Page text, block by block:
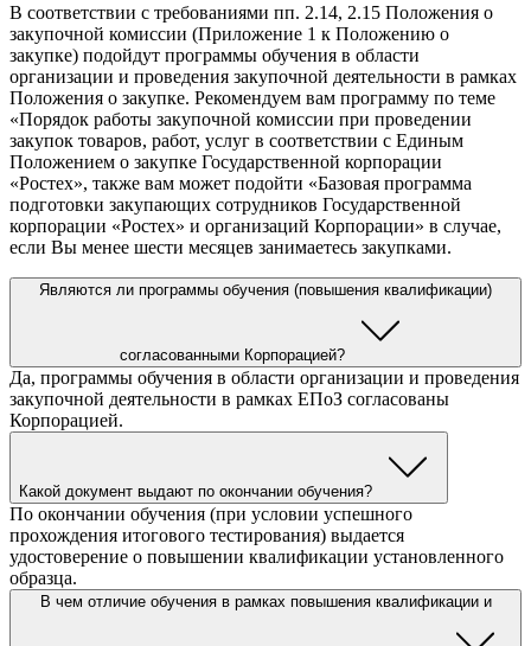
В соответствии с требованиями пп. 2.14, 2.15 Положения о
закупочной комиссии (Приложение 1 к Положению о
закупке) подойдут программы обучения в области
организации и проведения закупочной деятельности в рамках
Положения о закупке. Рекомендуем вам программу по теме
«Порядок работы закупочной комиссии при проведении
закупок товаров, работ, услуг в соответствии с Единым
Положением о закупке Государственной корпорации
«Ростех», также вам может подойти «Базовая программа
подготовки закупающих сотрудников Государственной
корпорации «Ростех» и организаций Корпорации» в случае,
если Вы менее шести месяцев занимаетесь закупками.
Являются ли программы обучения (повышения квалификации)
согласованными Корпорацией?
Да, программы обучения в области организации и проведения
закупочной деятельности в рамках ЕПоЗ согласованы
Корпорацией.
Какой документ выдают по окончании обучения?
По окончании обучения (при условии успешного
прохождения итогового тестирования) выдается
удостоверение о повышении квалификации установленного
образца.
В чем отличие обучения в рамках повышения квалификации и